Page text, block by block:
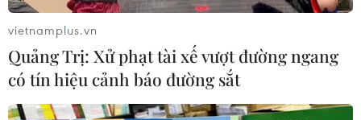
vietnamplus.vn
Quảng Trị: Xử phạt tài xế vượt đường ngang
có tín hiệu cảnh báo đường sắt